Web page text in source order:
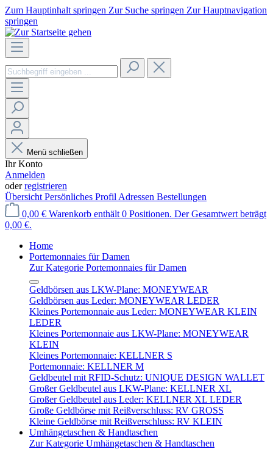
Zum Hauptinhalt springen Zur Suche springen Zur Hauptnavigation
springen
Menü schließen
Ihr Konto
Anmelden
oderregistrieren
Übersicht Persönliches Profil Adressen Bestellungen
0,00 € Warenkorb enthält 0 Positionen. Der Gesamtwert beträgt
0,00 €.
Home
Portemonnaies für Damen
Zur Kategorie Portemonnaies für Damen
Geldbörsen aus LKW-Plane: MONEYWEAR
Geldbörsen aus Leder: MONEYWEAR LEDER
Kleines Portemonnaie aus Leder: MONEYWEAR KLEIN
LEDER
Kleines Portemonnaie aus LKW-Plane: MONEYWEAR
KLEIN
Kleines Portemonnaie: KELLNER S
Portemonnaie: KELLNER M
Geldbeutel mit RFID-Schutz: UNIQUE DESIGN WALLET
Großer Geldbeutel aus LKW-Plane: KELLNER XL
Großer Geldbeutel aus Leder: KELLNER XL LEDER
Große Geldbörse mit Reißverschluss: RV GROSS
Kleine Geldbörse mit Reißverschluss: RV KLEIN
Umhängetaschen & Handtaschen
Zur Kategorie Umhängetaschen & Handtaschen